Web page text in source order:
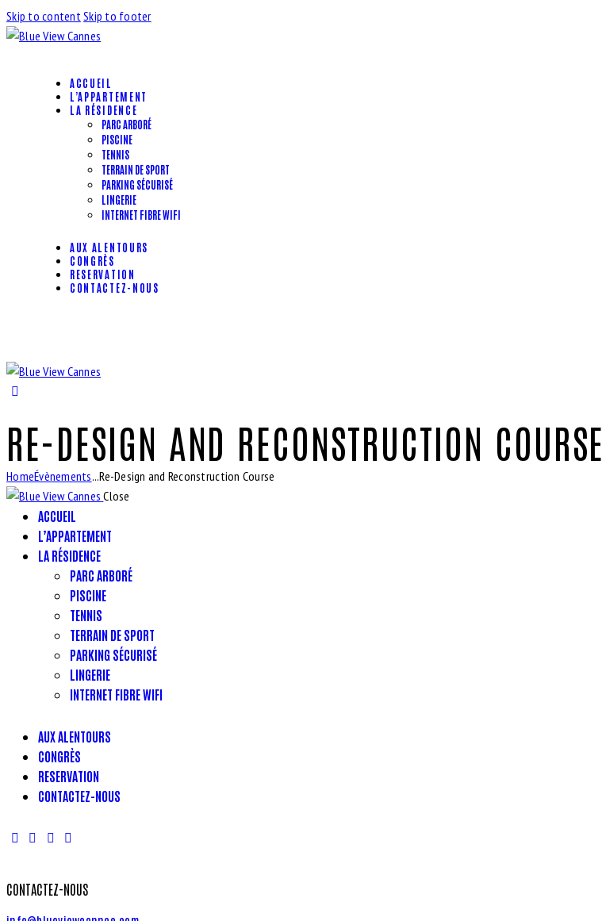
Skip to contentSkip to footer
ACCUEIL
L’APPARTEMENT
LA RÉSIDENCE
PARC ARBORÉ
PISCINE
TENNIS
TERRAIN DE SPORT
PARKING SÉCURISÉ
LINGERIE
INTERNET FIBRE WIFI
AUX ALENTOURS
CONGRÈS
RESERVATION
CONTACTEZ-NOUS
RE-DESIGN AND RECONSTRUCTION COURSE
HomeÉvènements...Re-Design and Reconstruction Course
Close
ACCUEIL
L’APPARTEMENT
LA RÉSIDENCE
PARC ARBORÉ
PISCINE
TENNIS
TERRAIN DE SPORT
PARKING SÉCURISÉ
LINGERIE
INTERNET FIBRE WIFI
AUX ALENTOURS
CONGRÈS
RESERVATION
CONTACTEZ-NOUS
CONTACTEZ-NOUS